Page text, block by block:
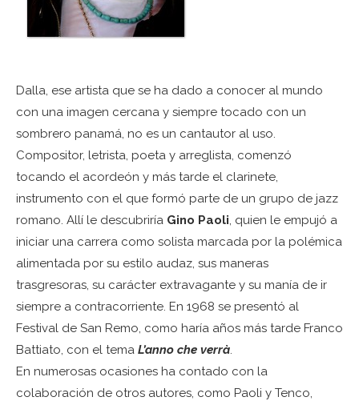
Dalla, ese artista que se ha dado a conocer al mundo
con una imagen cercana y siempre tocado con un
sombrero panamá, no es un cantautor al uso.
Compositor, letrista, poeta y arreglista, comenzó
tocando el acordeón y más tarde el clarinete,
instrumento con el que formó parte de un grupo de jazz
romano. Allí le descubriría Gino Paoli, quien le empujó a
iniciar una carrera como solista marcada por la polémica
alimentada por su estilo audaz, sus maneras
trasgresoras, su carácter extravagante y su manía de ir
siempre a contracorriente. En 1968 se presentó al
Festival de San Remo, como haría años más tarde Franco
Battiato, con el tema L’anno che verrà.
En numerosas ocasiones ha contado con la
colaboración de otros autores, como Paoli y Tenco,